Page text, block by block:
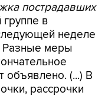
пострадавших
в
неделе
меры
объявлено. (...) В
рассрочки